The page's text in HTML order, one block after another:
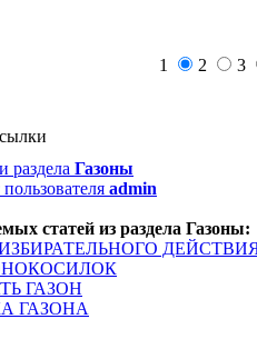
1 2 3
раздела Газоны
admin
статей из раздела Газоны:
ГАЗОН
ГАЗОНА